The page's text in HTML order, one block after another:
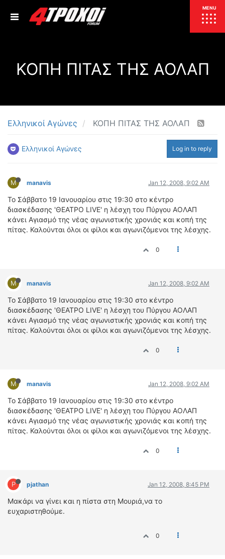
ΚΟΠΗ ΠΙΤΑΣ ΤΗΣ ΑΟΛΑΠ
Ελληνικοί Αγώνες ΚΟΠΗ ΠΙΤΑΣ ΤΗΣ ΑΟΛΑΠ
Ελληνικοί Αγώνες Log in to reply
M manavis Jan 12, 2008, 9:02 AM
Το Σάββατο 19 Ιανουαρίου στις 19:30 στο κέντρο
διασκέδασης 'ΘΕΑΤΡΟ LIVE' η λέσχη του Πύργου ΑΟΛΑΠ
κάνει Αγιασμό της νέας αγωνιστικής χρονιάς και κοπή της
πίτας. Καλούνται όλοι οι φίλοι και αγωνιζόμενοι της λέσχης.
0
M manavis Jan 12, 2008, 9:02 AM
Το Σάββατο 19 Ιανουαρίου στις 19:30 στο κέντρο
διασκέδασης 'ΘΕΑΤΡΟ LIVE' η λέσχη του Πύργου ΑΟΛΑΠ
κάνει Αγιασμό της νέας αγωνιστικής χρονιάς και κοπή της
πίτας. Καλούνται όλοι οι φίλοι και αγωνιζόμενοι της λέσχης.
0
M manavis Jan 12, 2008, 9:02 AM
Το Σάββατο 19 Ιανουαρίου στις 19:30 στο κέντρο
διασκέδασης 'ΘΕΑΤΡΟ LIVE' η λέσχη του Πύργου ΑΟΛΑΠ
κάνει Αγιασμό της νέας αγωνιστικής χρονιάς και κοπή της
πίτας. Καλούνται όλοι οι φίλοι και αγωνιζόμενοι της λέσχης.
0
P pjathan Jan 12, 2008, 8:45 PM
Μακάρι να γίνει και η πίστα στη Μουριά,να το
ευχαριστηθούμε.
0
ΕΛΛΑΔΑ
ΚΟΣΜΟΣ
TEST
ΣΥΓΚΡΙΤΙΚΕΣ ΔΟΚΙΜΕΣ
ΑΓΩΝΙΣΤΙΚΕΣ ΓΝΩΡΙΜΙΕΣ
ΔΟΚΙΜΕΣ ΕΛΑΣΤΙΚΩΝ
ΕΙΔΙΚΕΣ ΔΙΑΔΡΟΜΕΣ
ΟΔΟΙΠΟΡΙΚΑ
ΝΕΑ ΜΟΝΤΕΛΑ
ΑΓΩΝΕΣ
CANDID CAMERA
ΤΕΧΝΟΛΟΓΙΑ
ΔΟΚΙΜΕΣ – ΠΑΡΟΥΣΙΑΣΕΙΣ
ΕΙΔΗΣΕΙΣ
ΑΓΩΝΕΣ
FORMULA 1
4ΤΡΟΧΟΙ